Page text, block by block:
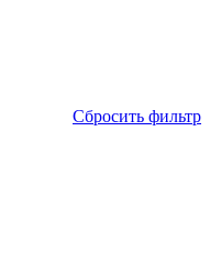
Сбросить фильтр